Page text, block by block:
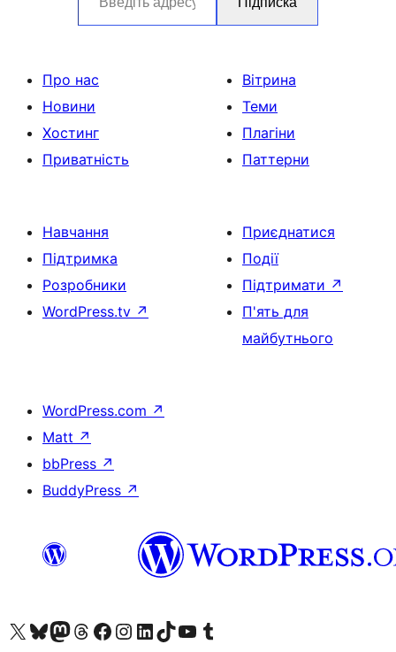
Про нас
Новини
Хостинг
Приватність
Вітрина
Теми
Плагіни
Паттерни
Навчання
Підтримка
Розробники
WordPress.tv ↗
Приєднатися
Події
Підтримати ↗
П'ять для
майбутнього
WordPress.com ↗
Matt ↗
bbPress ↗
BuddyPress ↗
Visit our X (formerly Twitter) account
Visit our Bluesky account
Завітайте до нашої стрічки в Mastodon
Visit our Threads account
Завітайте на нашу сторінку в Facebook
Visit our Instagram account
Visit our LinkedIn account
Visit our TikTok account
Visit our YouTube channel
Visit our Tumblr account